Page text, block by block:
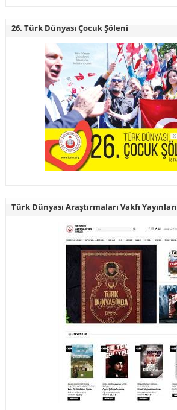
26. Türk Dünyası Çocuk Şöleni
Türk Dünyası Araştırmaları Vakfı Yayınları